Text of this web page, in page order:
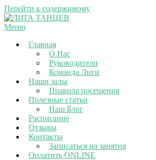
Перейти к содержимому
Меню
Главная
О Нас
Руководители
Команда Лиги
Наши залы
Правила посещения
Полезные статьи
Наш Блог
Расписание
Отзывы
Контакты
Записаться на занятия
Оплатить ONLINE